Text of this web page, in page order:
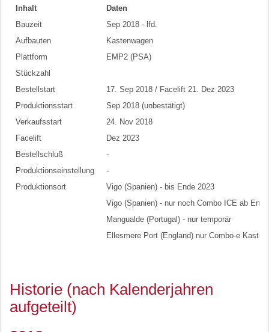
Inhalt
Daten
Bauzeit
Sep 2018 - lfd.
Aufbauten
Kastenwagen
Plattform
EMP2 (PSA)
Stückzahl
Bestellstart
17. Sep 2018 / Facelift 21. Dez 2023
Produktionsstart
Sep 2018 (unbestätigt)
Verkaufsstart
24. Nov 2018
Facelift
Dez 2023
Bestellschluß
-
Produktionseinstellung
-
Produktionsort
Vigo (Spanien) - bis Ende 2023
Vigo (Spanien) - nur noch Combo ICE ab
Mangualde (Portugal) - nur temporär
Ellesmere Port (England) nur Combo-e
Historie (nach Kalenderjahren
aufgeteilt)